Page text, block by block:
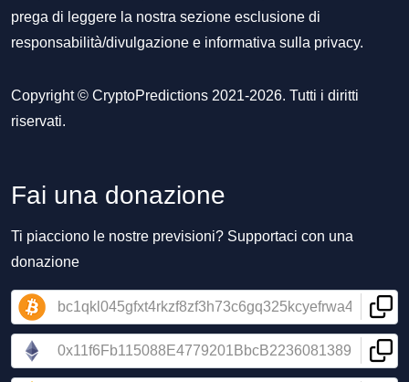
prega di leggere la nostra sezione esclusione di
responsabilità/divulgazione e informativa sulla privacy.
Copyright © CryptoPredictions 2021-2026. Tutti i diritti
riservati.
Fai una donazione
Ti piacciono le nostre previsioni? Supportaci con una
donazione